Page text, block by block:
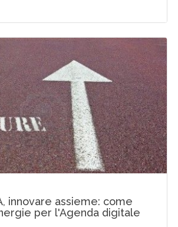
innovare assieme: come
per l'Agenda digitale